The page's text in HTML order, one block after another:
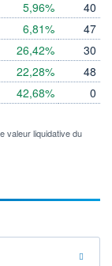
5,96%
6,81%
26,42%
22,28%
42,68%
40
47
30
48
0
valeur liquidative du